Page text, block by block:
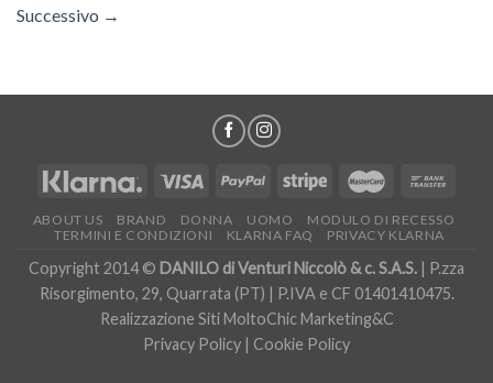
Successivo →
ABOUT US BRAND DONNA UOMO
MODULO DI RECESSO
TERMINI E CONDIZIONI
KLARNA FAQ PRIVACY KLARNA
Copyright 2014 © DANILO di Venturi Niccolò & c. S.A.S. | P.zza
Risorgimento, 29, Quarrata (PT) | P.IVA e CF 01401410475.
Realizzazione Siti MoltoChic Marketing&C
Privacy Policy | Cookie Policy